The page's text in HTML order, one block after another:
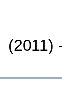
(2011)